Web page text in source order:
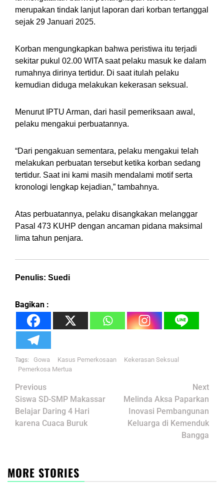
merupakan tindak lanjut laporan dari korban tertanggal
sejak 29 Januari 2025.
Korban mengungkapkan bahwa peristiwa itu terjadi
sekitar pukul 02.00 WITA saat pelaku masuk ke dalam
rumahnya dirinya tertidur. Di saat itulah pelaku
kemudian diduga melakukan kekerasan seksual.
Menurut IPTU Arman, dari hasil pemeriksaan awal,
pelaku mengakui perbuatannya.
“Dari pengakuan sementara, pelaku mengakui telah
melakukan perbuatan tersebut ketika korban sedang
tertidur. Saat ini kami masih mendalami motif serta
kronologi lengkap kejadian,” tambahnya.
Atas perbuatannya, pelaku disangkakan melanggar
Pasal 473 KUHP dengan ancaman pidana maksimal
lima tahun penjara.
Penulis: Suedi
Bagikan :
Tags: Gowa Kasus Pemerkosaan
Kekerasan Seksual
Pemerkosa Mertua
Post
navigation
Previous
Siswa SD-SMP Makassar
Belajar Daring 4 Hari
karena Cuaca Buruk
Next
Melinda Aksa Paparkan
Inovasi Pembangunan
Keluarga di Kemenduk
Bangga
MORE STORIES